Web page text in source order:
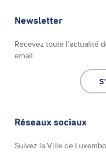
Newsletter
Recevez toute l’actualité
email
Réseaux sociaux
Suivez la Ville de